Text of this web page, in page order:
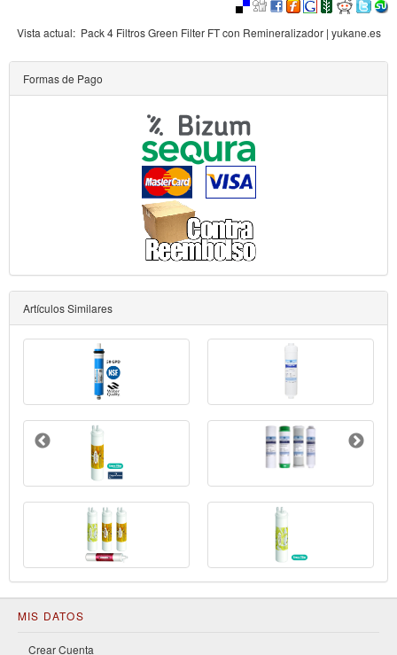
Vista actual: Pack 4 Filtros Green Filter FT con Remineralizador | yukane.es
Formas de Pago
Artículos Similares
MIS DATOS
Crear Cuenta